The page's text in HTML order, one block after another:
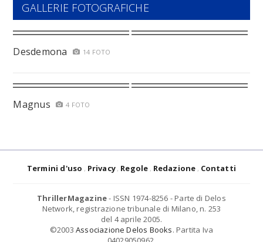
GALLERIE FOTOGRAFICHE
Desdemona 14 FOTO
Magnus 4 FOTO
Termini d'uso Privacy Regole Redazione Contatti
ThrillerMagazine- ISSN 1974-8256 - Parte di Delos
Network, registrazione tribunale di Milano, n. 253
del 4 aprile 2005.
©2003 Associazione Delos Books. Partita Iva